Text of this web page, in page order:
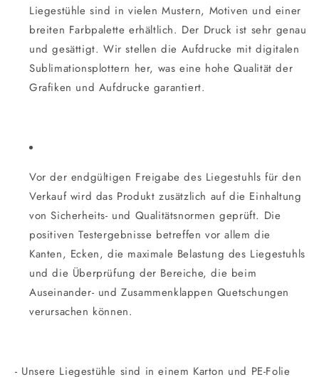
Liegestühle sind in vielen Mustern, Motiven und einer
breiten Farbpalette erhältlich. Der Druck ist sehr genau
und gesättigt. Wir stellen die Aufdrucke mit digitalen
Sublimationsplottern her, was eine hohe Qualität der
Grafiken und Aufdrucke garantiert.
Vor der endgültigen Freigabe des Liegestuhls für den
Verkauf wird das Produkt zusätzlich auf die Einhaltung
von Sicherheits- und Qualitätsnormen geprüft. Die
positiven Testergebnisse betreffen vor allem die
Kanten, Ecken, die maximale Belastung des Liegestuhls
und die Überprüfung der Bereiche, die beim
Auseinander- und Zusammenklappen Quetschungen
verursachen können.
- Unsere Liegestühle sind in einem Karton und PE-Folie